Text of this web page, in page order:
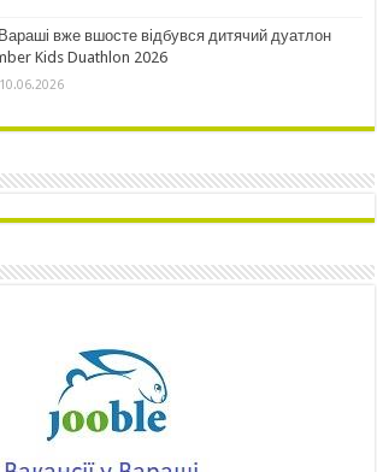
вже вшосте відбувся дитячий дуатлон
Kids Duathlon 2026
10.06.2026